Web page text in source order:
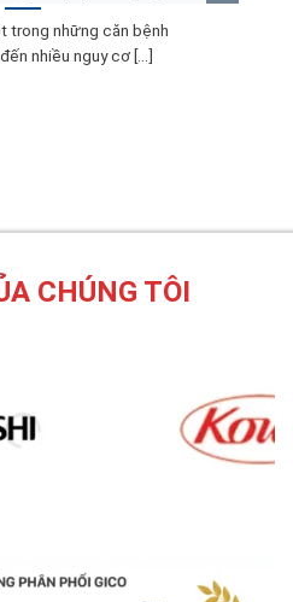
trong những căn bệnh
nhiều nguy cơ [...]
CHÚNG TÔI